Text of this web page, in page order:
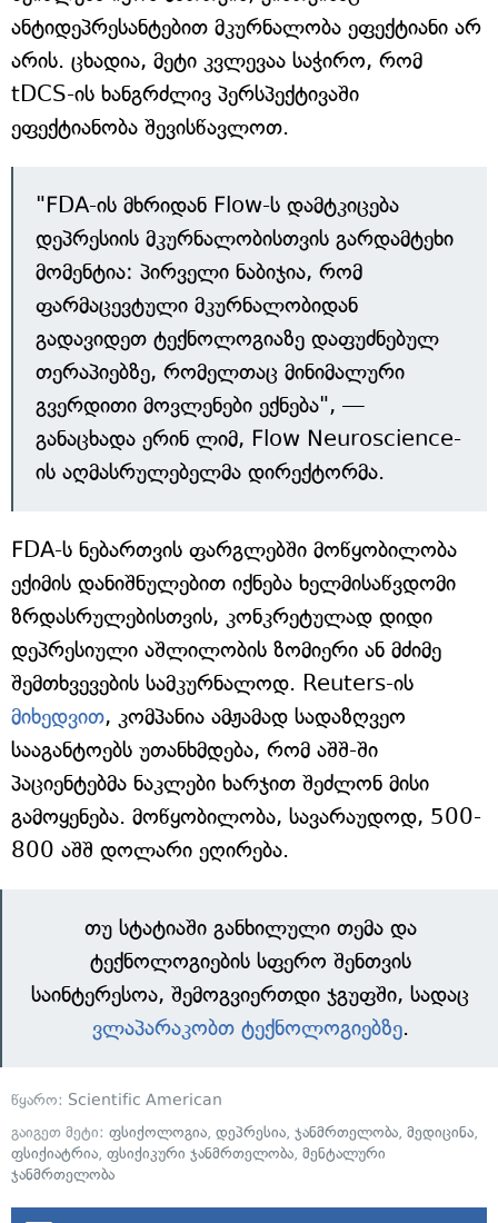
ანტიდეპრესანტებით მკურნალობა ეფექტიანი არ
არის. ცხადია, მეტი კვლევაა საჭირო, რომ
tDCS-ის ხანგრძლივ პერსპექტივაში
ეფექტიანობა შევისწავლოთ.
"FDA-ის მხრიდან Flow-ს დამტკიცება
დეპრესიის მკურნალობისთვის გარდამტეხი
მომენტია: პირველი ნაბიჯია, რომ
ფარმაცევტული მკურნალობიდან
გადავიდეთ ტექნოლოგიაზე დაფუძნებულ
თერაპიებზე, რომელთაც მინიმალური
გვერდითი მოვლენები ექნება", —
განაცხადა ერინ ლიმ, Flow Neuroscience-
ის აღმასრულებელმა დირექტორმა.
FDA-ს ნებართვის ფარგლებში მოწყობილობა
ექიმის დანიშნულებით იქნება ხელმისაწვდომი
ზრდასრულებისთვის, კონკრეტულად დიდი
დეპრესიული აშლილობის ზომიერი ან მძიმე
შემთხვევების სამკურნალოდ. Reuters-ის
მიხედვით, კომპანია ამჟამად სადაზღვეო
სააგანტოებს უთანხმდება, რომ აშშ-ში
პაციენტებმა ნაკლები ხარჯით შეძლონ მისი
გამოყენება. მოწყობილობა, სავარაუდოდ, 500-
800 აშშ დოლარი ეღირება.
თუ სტატიაში განხილული თემა და
ტექნოლოგიების სფერო შენთვის
საინტერესოა, შემოგვიერთდი ჯგუფში, სადაც
ვლაპარაკობთ ტექნოლოგიებზე.
წყარო: Scientific American
გაიგეთ მეტი: ფსიქოლოგია, დეპრესია, ჯანმრთელობა, მედიცინა,
ფსიქიატრია, ფსიქიკური ჯანმრთელობა, მენტალური
ჯანმრთელობა